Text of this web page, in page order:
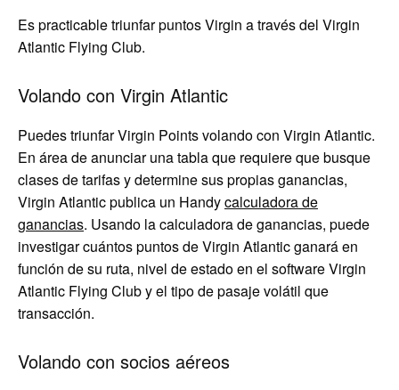
Es practicable triunfar puntos Virgin a través del Virgin
Atlantic Flying Club.
Volando con Virgin Atlantic
Puedes triunfar Virgin Points volando con Virgin Atlantic.
En área de anunciar una tabla que requiere que busque
clases de tarifas y determine sus propias ganancias,
Virgin Atlantic publica un Handycalculadora de
ganancias. Usando la calculadora de ganancias, puede
investigar cuántos puntos de Virgin Atlantic ganará en
función de su ruta, nivel de estado en el software Virgin
Atlantic Flying Club y el tipo de pasaje volátil que
transacción.
Volando con socios aéreos